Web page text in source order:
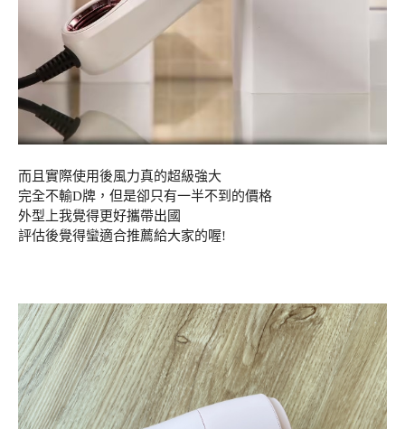
而且實際使用後風力真的超級強大
完全不輸D牌，但是卻只有一半不到的價格
外型上我覺得更好攜帶出國
評估後覺得蠻適合推薦給大家的喔!